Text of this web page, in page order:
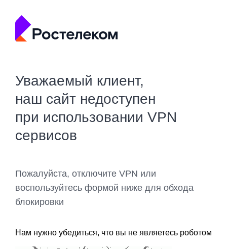
Уважаемый клиент,
наш сайт недоступен
при использовании VPN
сервисов
Пожалуйста, отключите VPN или
воспользуйтесь формой ниже для обхода
блокировки
Нам нужно убедиться, что вы не являетесь роботом